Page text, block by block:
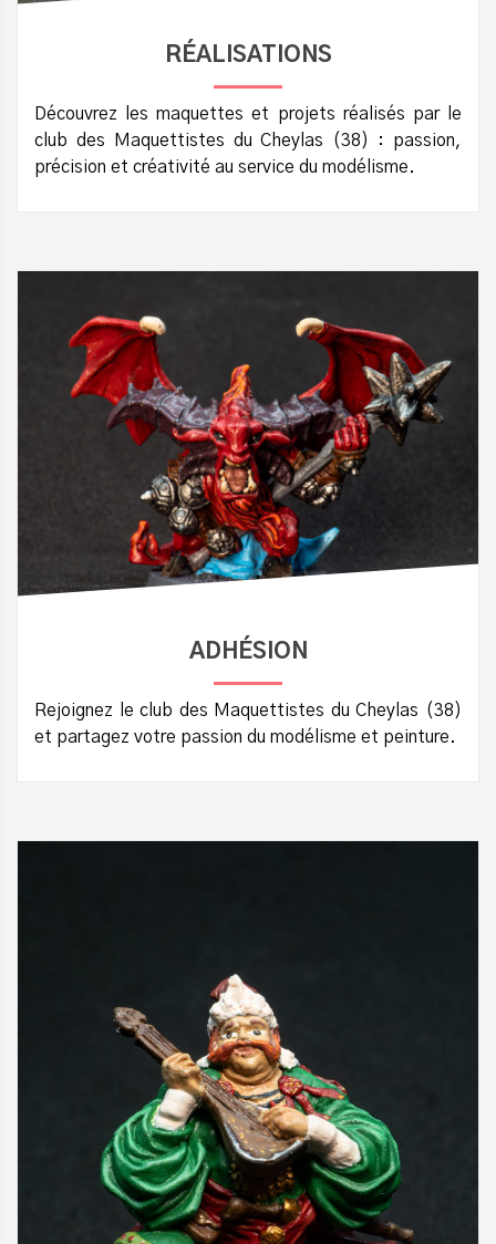
RÉALISATIONS
Découvrez les maquettes et projets réalisés par le
club des Maquettistes du Cheylas (38) : passion,
précision et créativité au service du modélisme.
ADHÉSION
Rejoignez le club des Maquettistes du Cheylas (38)
et partagez votre passion du modélisme et peinture.